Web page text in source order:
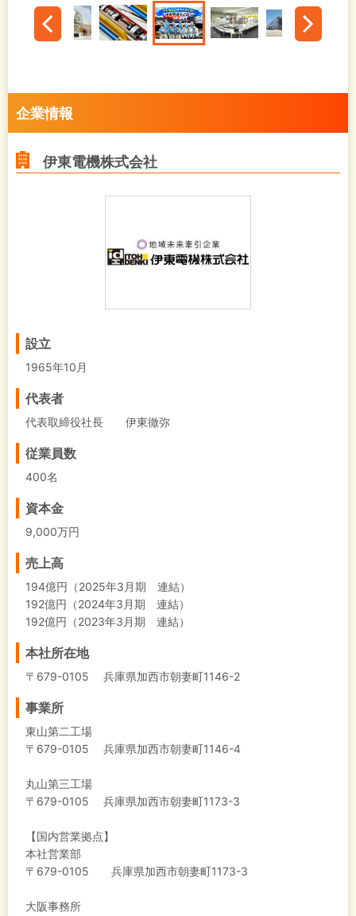
企業情報
伊東電機株式会社
設立
1965年10月
代表者
代表取締役社長 伊東徹弥
従業員数
400名
資本金
9,000万円
売上高
194億円（2025年3月期 連結）
192億円（2024年3月期 連結）
192億円（2023年3月期 連結）
本社所在地
〒679-0105 兵庫県加西市朝妻町1146-2
事業所
東山第二工場
〒679-0105 兵庫県加西市朝妻町1146-4
丸山第三工場
〒679-0105 兵庫県加西市朝妻町1173-3
【国内営業拠点】
本社営業部
〒679-0105 兵庫県加西市朝妻町1173-3
大阪事務所